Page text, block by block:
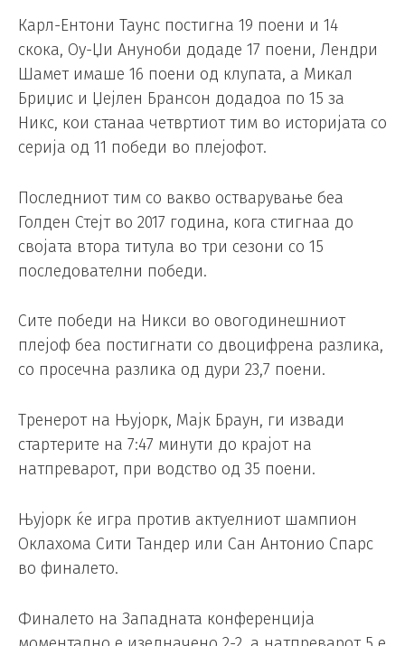
Карл-Ентони Таунс постигна 19 поени и 14
скока, Оу-Џи Ануноби додаде 17 поени, Лендри
Шамет имаше 16 поени од клупата, а Микал
Бриџис и Џејлен Брансон додадоа по 15 за
Никс, кои станаа четвртиот тим во историјата со
серија од 11 победи во плејофот.
Последниот тим со вакво остварување беа
Голден Стејт во 2017 година, кога стигнаа до
својата втора титула во три сезони со 15
последователни победи.
Сите победи на Никси во овогодинешниот
плејоф беа постигнати со двоцифрена разлика,
со просечна разлика од дури 23,7 поени.
Тренерот на Њујорк, Мајк Браун, ги извади
стартерите на 7:47 минути до крајот на
натпреварот, при водство од 35 поени.
Њујорк ќе игра против актуелниот шампион
Оклахома Сити Тандер или Сан Антонио Спарс
во финалето.
Финалето на Западната конференција